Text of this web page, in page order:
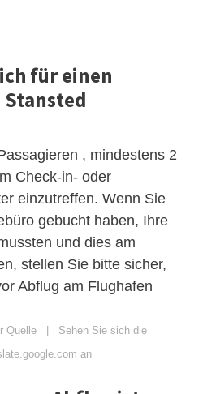
für einen
, mindestens 2
Check-in- oder
einzutreffen. Wenn Sie
gebucht haben, Ihre
und dies am
stellen Sie bitte sicher,
Abflug am Flughafen
Quelle | Sehen Sie sich die
an